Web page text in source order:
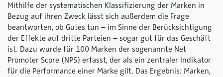
Mithilfe der systematischen Klassifizierung der Marken in
Bezug auf ihren Zweck lässt sich außerdem die Frage
beantworten, ob Gutes tun – im Sinne der Berücksichtigung
der Effekte auf dritte Parteien – sogar gut für das Geschäft
ist. Dazu wurde für 100 Marken der sogenannte Net
Promoter Score (NPS) erfasst, der als ein zentraler Indikator
für die Performance einer Marke gilt. Das Ergebnis: Marken,